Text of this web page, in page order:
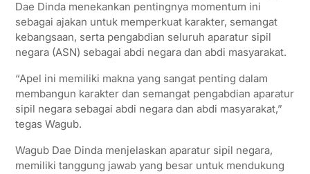
Dae Dinda menekankan pentingnya momentum ini
sebagai ajakan untuk memperkuat karakter, semangat
kebangsaan, serta pengabdian seluruh aparatur sipil
negara (ASN) sebagai abdi negara dan abdi masyarakat.
“Apel ini memiliki makna yang sangat penting dalam
membangun karakter dan semangat pengabdian aparatur
sipil negara sebagai abdi negara dan abdi masyarakat,”
tegas Wagub.
Wagub Dae Dinda menjelaskan aparatur sipil negara,
memiliki tanggung jawab yang besar untuk mendukung